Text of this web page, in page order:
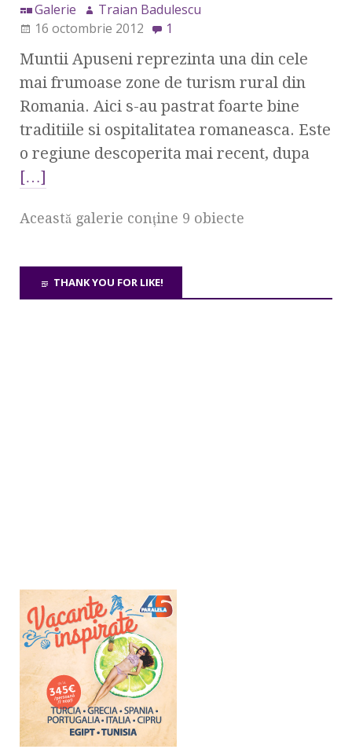
Galerie
Traian Badulescu
16 octombrie 2012
1
Muntii Apuseni reprezinta una din cele
mai frumoase zone de turism rural din
Romania. Aici s-au pastrat foarte bine
traditiile si ospitalitatea romaneasca. Este
o regiune descoperita mai recent, dupa
[…]
Această galerie conţine 9 obiecte
THANK YOU FOR LIKE!